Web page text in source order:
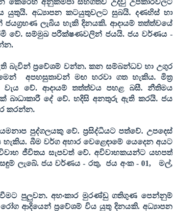
කෙරෙහි අනුකම්පා සහගතව උදවු උපකාරවලට
අධ්‍යාපන කටයුතුවලට සුබයි. දණහිස් හා
ජයග්‍රහණ ලැබිය හැකි දිනයකි. ආදායම් තත්ත්වයේ
වේ. සම්මුඛ පරීක්ෂණවලින් ජයයි. ජය වර්ණය -
බැවින් ප්‍රවේශම් වන්න. කන සම්බන්ධව හා උගුර
අපහසුතාවන් මඟ හරවා ගත හැකිය. මිත්‍ර
වේ. ආදායම් තත්ත්වය පහළ බසී. නීතිමය
බාධාකාරී දේ වේ. හදිසි අනතුරු ඇති කරයි. ජය
කරන්න.
පුද්ගලයකු වේ. ප්‍රසිද්ධියට පත්වේ. උපදෙස්
බීම වර්ග අහාර වෙළෙඳාමේ යෙදෙන අයට
ජීවිතය සැපවත් වේ. අවිවාහකයන්ට යහපත්
ලැබේ. ජය වර්ණය - රතු, ජය අංක -01, මල්,
පුලුවන. අහංකාර මුරණ්ඩු ගතිගුණ පෙන්නුම්
ආදියෙන් ප්‍රවේශම් විය යුතු දිනයකි. අධ්‍යාපන